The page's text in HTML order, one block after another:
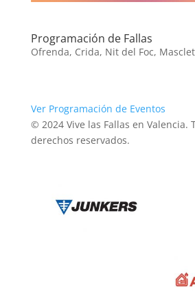
Programación de Fallas
Ofrenda, Crida, Nit del Foc,
Ver Programación de Eventos
© 2024 Vive las Fallas en Valencia.
derechos reservados.